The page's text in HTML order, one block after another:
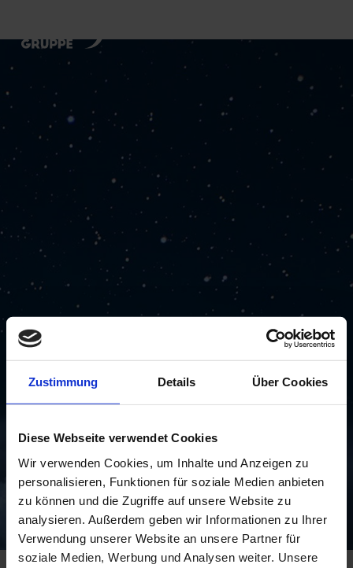
Zustimmung Details Über Cookies
Diese Webseite verwendet Cookies
Wir verwenden Cookies, um Inhalte und Anzeigen zu
personalisieren, Funktionen für soziale Medien anbieten
zu können und die Zugriffe auf unsere Website zu
analysieren. Außerdem geben wir Informationen zu Ihrer
Verwendung unserer Website an unsere Partner für
soziale Medien, Werbung und Analysen weiter. Unsere
Benutzer